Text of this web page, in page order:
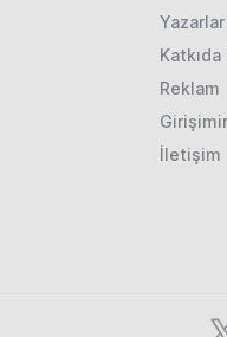
Yazarlar
Reklam
İletişim